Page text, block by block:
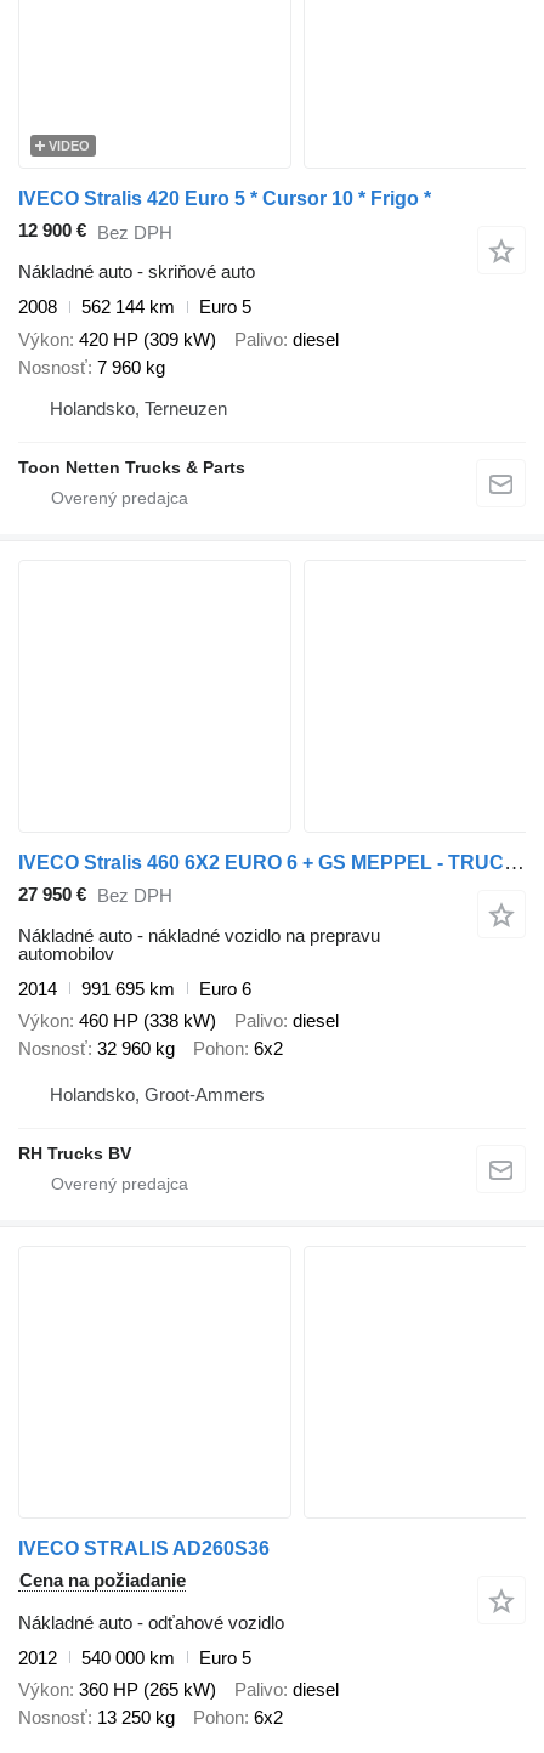
VIDEO
IVECO Stralis 420 Euro 5 * Cursor 10 * Frigo *
12 900 € Bez DPH
Nákladné auto - skriňové auto
2008
562 144 km
Euro 5
Výkon 420 HP (309 kW) Palivo diesel
Nosnosť 7 960 kg
Holandsko, Terneuzen
Toon Netten Trucks & Parts
IVECO Stralis 460 6X2 EURO 6 + GS MEPPEL - TRUCK-TRANSPORTER + príves na prepravu automobilov
27 950 € Bez DPH
Nákladné auto - nákladné vozidlo na prepravu
automobilov
2014
991 695 km
Euro 6
Výkon 460 HP (338 kW) Palivo diesel
Nosnosť 32 960 kg Pohon 6x2
Holandsko, Groot-Ammers
RH Trucks BV
IVECO STRALIS AD260S36
Cena na požiadanie
Nákladné auto - odťahové vozidlo
2012
540 000 km
Euro 5
Výkon 360 HP (265 kW) Palivo diesel
Nosnosť 13 250 kg Pohon 6x2